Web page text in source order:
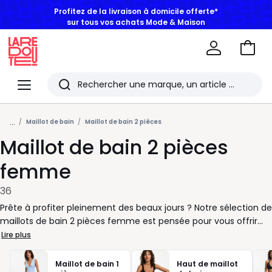
Profitez de la livraison à domicile offerte*
sur tous vos achats Mode & Maison
Menu
Redoute
Rechercher
Les
derniers
articles
consultés
Aller
... Maillot de bain Maillot de bain 2 pièces
Maillot de bain 2 pièces
femme
36
Prête à profiter pleinement des beaux jours ? Notre sélection de
maillots de bain 2 pièces femme est pensée pour vous offrir
confort et liberté en toutes circonstances. Que vous aimiez
lézarder au soleil ou nager sans contrainte, chaque maillot
s’adapte à votre style de vie et à votre rythme. Nous vous
Lire plus
Maillot de bain 1
Haut de maillot